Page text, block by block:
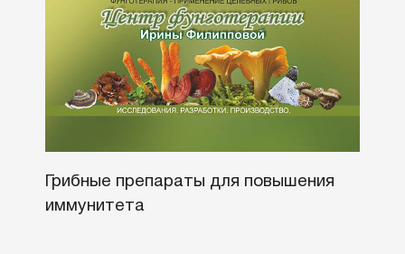
Грибные препараты для повышения
иммунитета